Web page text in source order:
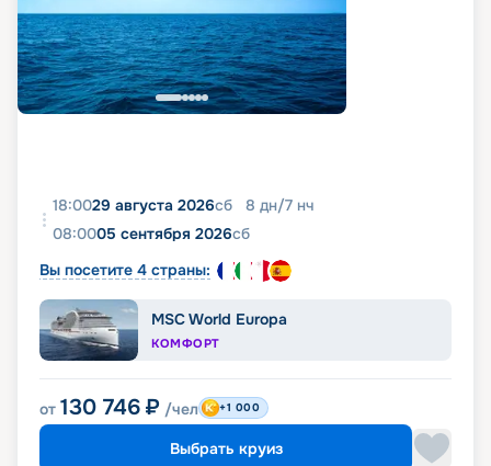
18:0029 августа 2026сб 8 дн/7 нч
08:0005 сентября 2026сб
Вы посетите 4 страны:
MSC World Europa
КОМФОРТ
от 130 746 ₽ /чел +1 000
Выбрать круиз